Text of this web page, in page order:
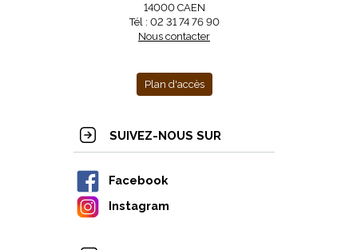
14000 CAEN
Tél : 02 31 74 76 90
Nous contacter
Plan d'accès
SUIVEZ-NOUS SUR
Facebook
Instagram